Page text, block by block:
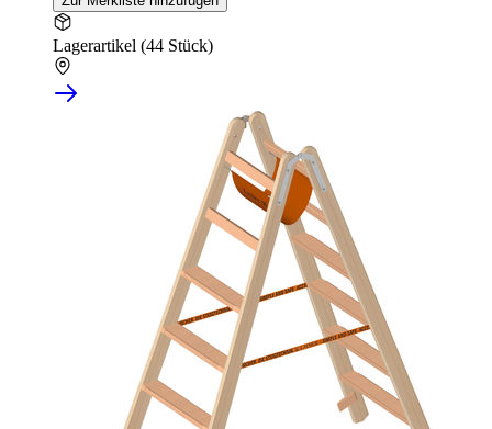
Lagerartikel (44 Stück)